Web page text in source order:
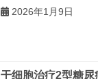
2026年1月9日
干细胞治疗2型糖